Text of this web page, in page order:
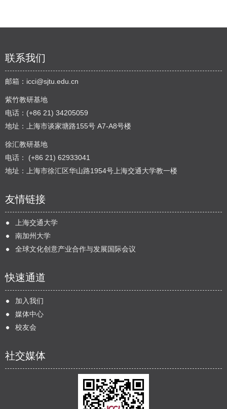
联系我们
邮箱： icci@sjtu.edu.cn
紫竹教研基地
电话：(+86 21) 34205059
地址：上海市谈家塘路155号 A7-A8号楼
徐汇教研基地
电话： (+86 21) 62933041
地址：上海市徐汇区华山路1954号上海交通大学教一楼
友情链接
上海交通大学
南加州大学
全球文化创意产业合作与发展国际会议
快速通道
加入我们
媒体中心
校友会
社交媒体